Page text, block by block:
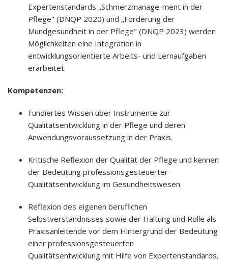
Expertenstandards „Schmerzmanage-ment in der
Pflege" (DNQP 2020) und „Förderung der
Mundgesundheit in der Pflege" (DNQP 2023) werden
Möglichkeiten eine Integration in
entwicklungsorientierte Arbeits- und Lernaufgaben
erarbeitet.
Kompetenzen:
Fundiertes Wissen über Instrumente zur
Qualitätsentwicklung in der Pflege und deren
Anwendungsvoraussetzung in der Praxis.
Kritische Reflexion der Qualität der Pflege und kennen
der Bedeutung professionsgesteuerter
Qualitätsentwicklung im Gesundheitswesen.
Reflexion des eigenen beruflichen
Selbstverständnisses sowie der Haltung und Rolle als
Praxisanleitende vor dem Hintergrund der Bedeutung
einer professionsgesteuerten
Qualitätsentwicklung mit Hilfe von Expertenstandards.